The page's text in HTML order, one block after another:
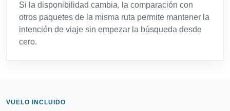
Si la disponibilidad cambia, la comparación con
otros paquetes de la misma ruta permite mantener la
intención de viaje sin empezar la búsqueda desde
cero.
VUELO INCLUIDO